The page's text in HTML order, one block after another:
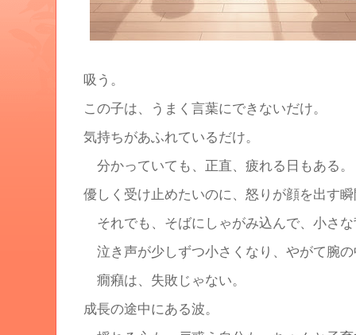
吸う。
この子は、うまく言葉にできないだけ。
気持ちがあふれているだけ。
分かっていても、正直、疲れる日もある。
優しく受け止めたいのに、怒りが顔を出す
それでも、そばにしゃがみ込んで、小さ
泣き声が少しずつ小さくなり、やがて腕
癇癪は、失敗じゃない。
成長の途中にある波。